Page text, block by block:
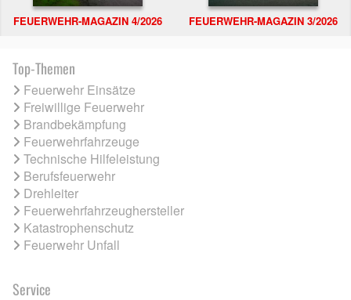
FEUERWEHR-MAGAZIN 4/2026 FEUERWEHR-MAGAZIN 3/2026
Top-Themen
Feuerwehr Einsätze
Freiwillige Feuerwehr
Brandbekämpfung
Feuerwehrfahrzeuge
Technische Hilfeleistung
Berufsfeuerwehr
Drehleiter
Feuerwehrfahrzeughersteller
Katastrophenschutz
Feuerwehr Unfall
Service